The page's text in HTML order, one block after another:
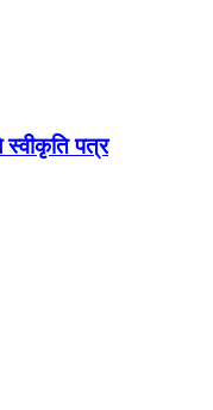
स्वीकृति पत्र